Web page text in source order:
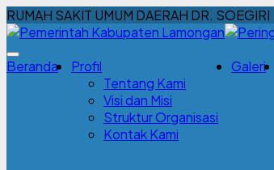
RUMAH SAKIT UMUM DAERAH DR. SOEGIRI
Beranda
Profil
Tentang Kami
Visi dan Misi
Struktur Organisasi
Kontak Kami
Galeri